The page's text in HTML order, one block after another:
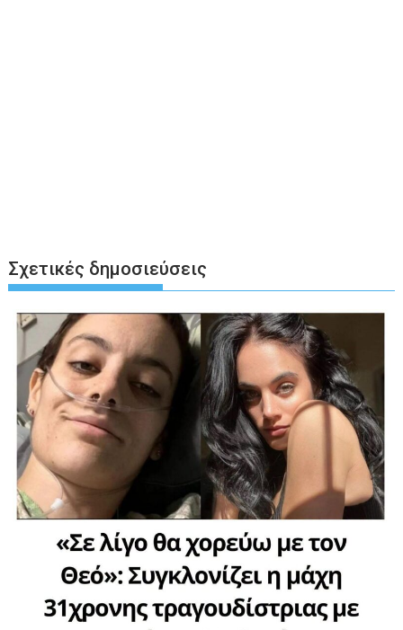
Σχετικές δημοσιεύσεις